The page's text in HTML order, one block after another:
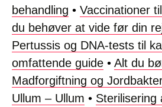
behandling • Vaccinationer
du behøver at vide før din
Pertussis og DNA-tests til
omfattende guide • Alt du
Madforgiftning og
Ullum – Ullum • Sterilisering